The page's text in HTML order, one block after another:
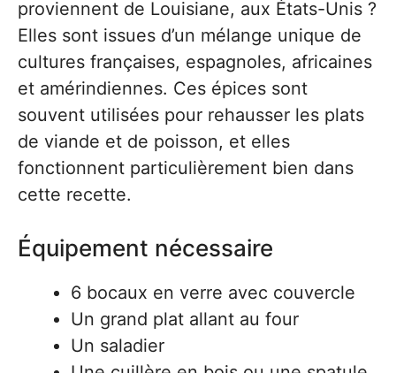
proviennent de Louisiane, aux États-Unis ?
Elles sont issues d’un mélange unique de
cultures françaises, espagnoles, africaines
et amérindiennes. Ces épices sont
souvent utilisées pour rehausser les plats
de viande et de poisson, et elles
fonctionnent particulièrement bien dans
cette recette.
Équipement nécessaire
6 bocaux en verre avec couvercle
Un grand plat allant au four
Un saladier